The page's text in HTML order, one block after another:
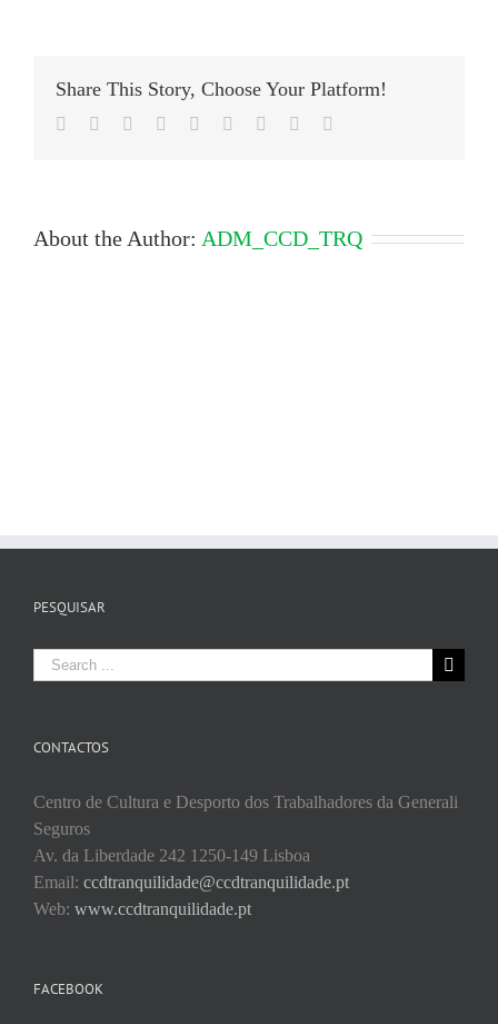
Share This Story, Choose Your Platform!
Facebook
TwitterLinkedIn
Reddit Google+
TumblrPinterest
About the Author: ADM_CCD_TRQ
PESQUISAR
Search
for:
CONTACTOS
Centro de Cultura e Desporto dos Trabalhadores da Generali
Seguros
Av. da Liberdade 242 1250-149 Lisboa
Email: ccdtranquilidade@ccdtranquilidade.pt
Web: www.ccdtranquilidade.pt
FACEBOOK